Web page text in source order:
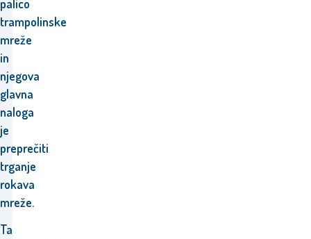
palico
trampolinske
mreže
in
njegova
glavna
naloga
je
preprečiti
trganje
rokava
mreže.
Ta